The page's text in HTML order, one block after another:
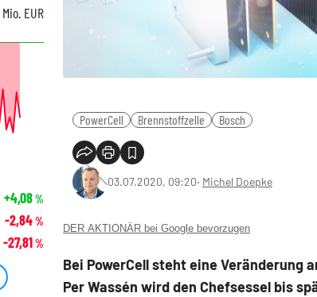
PowerCell Brennstoffzelle Bosch
03.07.2020, 09:20‧ Michel Doepke
DER AKTIONÄR bei Google bevorzugen
Bei PowerCell steht eine Veränderung
Per Wassén wird den Chefsessel bis
EUR
+4,08%
-2,84%
-27,81%